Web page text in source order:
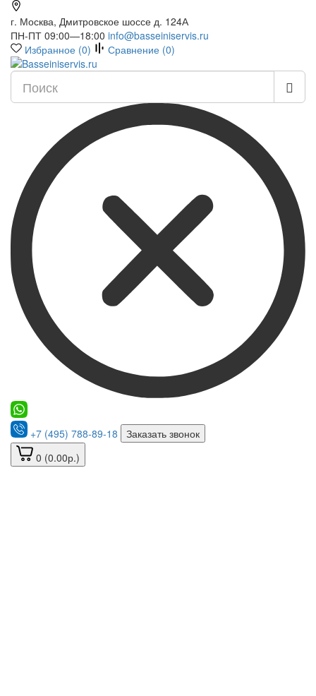
г. Москва, Дмитровское шоссе д. 124А
ПН-ПТ 09:00—18:00 info@basseiniservis.ru
Избранное (0) Сравнение (0)
+7 (495) 788-89-18
Заказать звонок
0 (0.00р.)